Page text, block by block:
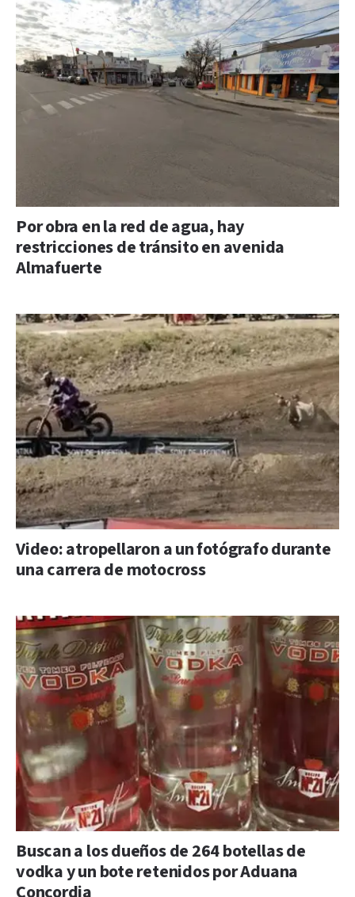
Por obra en la red de agua, hay
restricciones de tránsito en avenida
Almafuerte
Video: atropellaron a un fotógrafo durante
una carrera de motocross
Buscan a los dueños de 264 botellas de
vodka y un bote retenidos por Aduana
Concordia